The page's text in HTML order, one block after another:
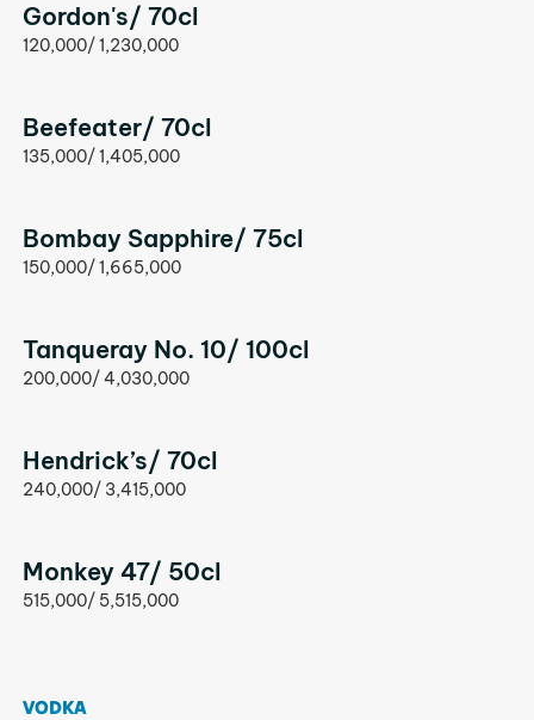
Gordon's/ 70cl
120,000/ 1,230,000
Beefeater/ 70cl
135,000/ 1,405,000
Bombay Sapphire/ 75cl
150,000/ 1,665,000
Tanqueray No. 10/ 100cl
200,000/ 4,030,000
Hendrick’s/ 70cl
240,000/ 3,415,000
Monkey 47/ 50cl
515,000/ 5,515,000
VODKA